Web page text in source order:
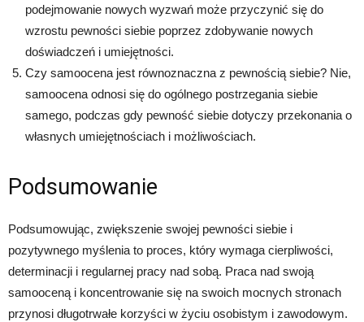
podejmowanie nowych wyzwań może przyczynić się do
wzrostu pewności siebie poprzez zdobywanie nowych
doświadczeń i umiejętności.
Czy samoocena jest równoznaczna z pewnością siebie? Nie,
samoocena odnosi się do ogólnego postrzegania siebie
samego, podczas gdy pewność siebie dotyczy przekonania o
własnych umiejętnościach i możliwościach.
Podsumowanie
Podsumowując, zwiększenie swojej pewności siebie i
pozytywnego myślenia to proces, który wymaga cierpliwości,
determinacji i regularnej pracy nad sobą. Praca nad swoją
samooceną i koncentrowanie się na swoich mocnych stronach
przynosi długotrwałe korzyści w życiu osobistym i zawodowym.